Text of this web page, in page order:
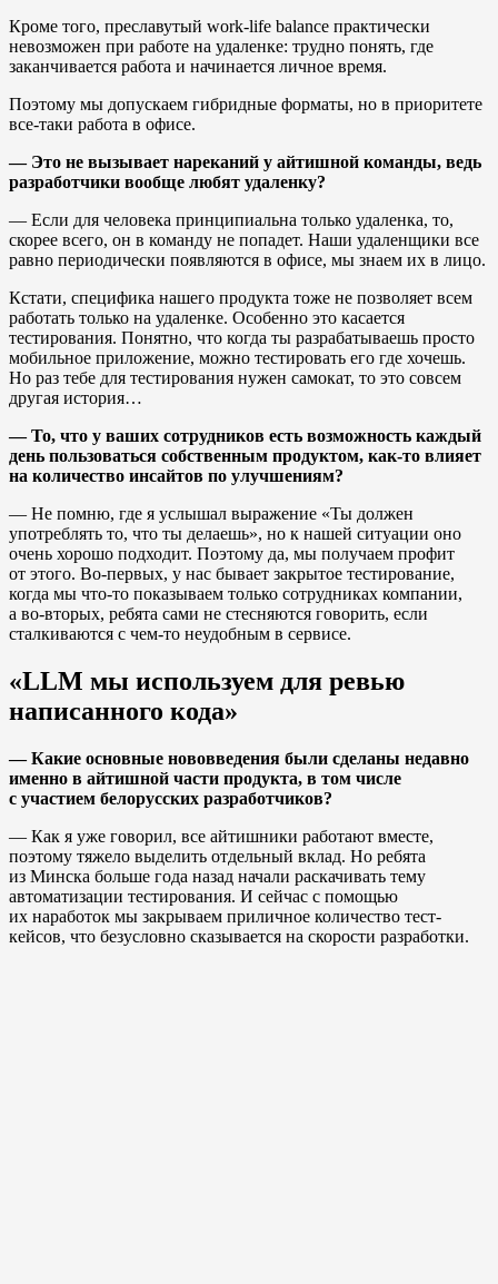
Кроме того, преславутый work-life balance практически
невозможен при работе на удаленке: трудно понять, где
заканчивается работа и начинается личное время.
Поэтому мы допускаем гибридные форматы, но в приоритете
все-таки работа в офисе.
— Это не вызывает нареканий у айтишной команды, ведь
разработчики вообще любят удаленку?
— Если для человека принципиальна только удаленка, то,
скорее всего, он в команду не попадет. Наши удаленщики все
равно периодически появляются в офисе, мы знаем их в лицо.
Кстати, специфика нашего продукта тоже не позволяет всем
работать только на удаленке. Особенно это касается
тестирования. Понятно, что когда ты разрабатываешь просто
мобильное приложение, можно тестировать его где хочешь.
Но раз тебе для тестирования нужен самокат, то это совсем
другая история…
— То, что у ваших сотрудников есть возможность каждый
день пользоваться собственным продуктом, как-то влияет
на количество инсайтов по улучшениям?
— Не помню, где я услышал выражение «Ты должен
употреблять то, что ты делаешь», но к нашей ситуации оно
очень хорошо подходит. Поэтому да, мы получаем профит
от этого. Во-первых, у нас бывает закрытое тестирование,
когда мы что-то показываем только сотрудниках компании,
а во-вторых, ребята сами не стесняются говорить, если
сталкиваются с чем-то неудобным в сервисе.
«LLM мы используем для ревью
написанного кода»
— Какие основные нововведения были сделаны недавно
именно в айтишной части продукта, в том числе
с участием белорусских разработчиков?
— Как я уже говорил, все айтишники работают вместе,
поэтому тяжело выделить отдельный вклад. Но ребята
из Минска больше года назад начали раскачивать тему
автоматизации тестирования. И сейчас с помощью
их наработок мы закрываем приличное количество тест-
кейсов, что безусловно сказывается на скорости разработки.